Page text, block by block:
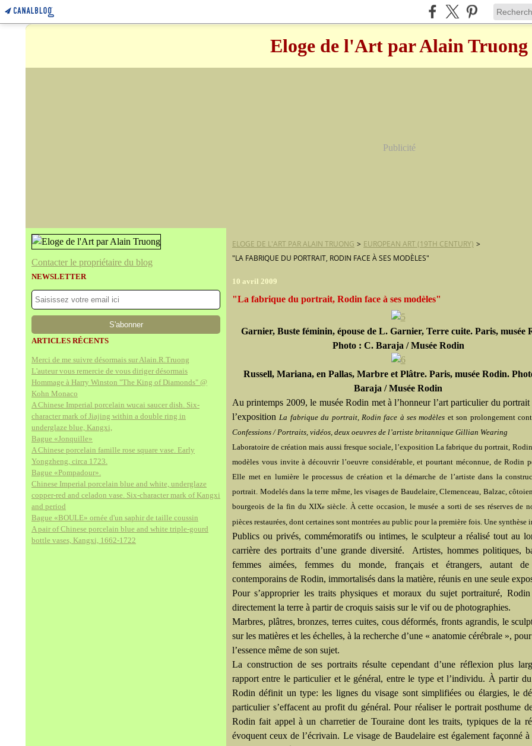
Eloge de l'Art par Alain Truong
Publicité
Contacter le propriétaire du blog
NEWSLETTER
ARTICLES RÉCENTS
Merci de me suivre désormais sur Alain.R.Truong
L'auteur vous remercie de vous diriger désormais
Hommage à Harry Winston "The King of Diamonds" @
Kohn Monaco
A Chinese Imperial porcelain wucai saucer dish. Six-
character mark of Jiajing within a double ring in
underglaze blue, Kangxi,
Bague «Jonquille»
A Chinese porcelain famille rose square vase. Early
Yongzheng, circa 1723.
Bague «Pompadour».
Chinese Imperial porcelain blue and white, underglaze
copper-red and celadon vase. Six-character mark of Kangxi
and period
Bague «BOULE» ornée d'un saphir de taille coussin
A pair of Chinese porcelain blue and white triple-gourd
bottle vases, Kangxi, 1662-1722
ELOGE DE L'ART PAR ALAIN TRUONG > EUROPEAN ART (19TH CENTURY) >
"LA FABRIQUE DU PORTRAIT, RODIN FACE À SES MODÈLES"
10 avril 2009
"La fabrique du portrait, Rodin face à ses modèles"
Garnier, Buste féminin, épouse de L. Garnier, Terre cuite. Paris, musée
Photo : C. Baraja / Musée Rodin
Russell, Mariana, en Pallas, Marbre et Plâtre. Paris, musée Rodin.
Baraja / Musée Rodin
Au printemps 2009, le musée Rodin met à l’honneur l’art particulier du portrait
l’exposition La fabrique du portrait, Rodin face à ses modèles et son prolongement
Confessions / Portraits, vidéos, deux oeuvres de l’artiste britannique Gillian Wearing
Laboratoire de création mais aussi fresque sociale, l’expositionLa fabrique du portrait, Rodin
modèles vous invite à découvrir l’oeuvre considérable, et pourtant méconnue, de Rodin
Elle met en lumière le processus de création et la démarche de l’artiste dans la
portrait. Modelés dans la terre même, les visages de Baudelaire, Clemenceau, Balzac,
bourgeois de la fin du XIXesiècle. À cette occasion, le musée a sorti de ses réserves de
pièces restaurées, dont certaines sont montrées au public pour la première fois. Une synthèse
Publics ou privés, commémoratifs ou intimes, le sculpteur a réalisé tout au
carrière des portraits d’une grande diversité. Artistes, hommes politiques,
femmes aimées, femmes du monde, français et étrangers, autant de
contemporains de Rodin, immortalisés dans la matière, réunis en une seule
Pour s’approprier les traits physiques et moraux du sujet portraituré,
directement la terre à partir de croquis saisis sur le vif ou de photographies.
Marbres, plâtres, bronzes, terres cuites, cous déformés, fronts agrandis, le
sur les matières et les échelles, à la recherche d’une « anatomie cérébrale »,
l’essence même de son sujet.
La construction de ses portraits résulte cependant d’une réflexion plus
rapport entre le particulier et le général, entre le type et l’individu. À partir
Rodin définit un type: les lignes du visage sont simplifiées ou élargies, le
particulier s’effacent au profit du général. Pour réaliser le portrait posthume
Rodin fait appel à un charretier de Touraine dont les traits, typiques de la
évoquent ceux de l’écrivain. Le visage de Baudelaire est également façonné